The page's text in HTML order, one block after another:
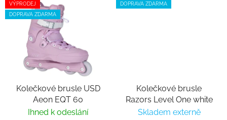
VÝPRODEJ
DOPRAVA ZDARMA
Kolečkové brusle USD
Aeon EQT 60
Ihned k odeslání
DOPRAVA ZDARMA
Kolečkové brusle
Razors Level One white
Skladem externě